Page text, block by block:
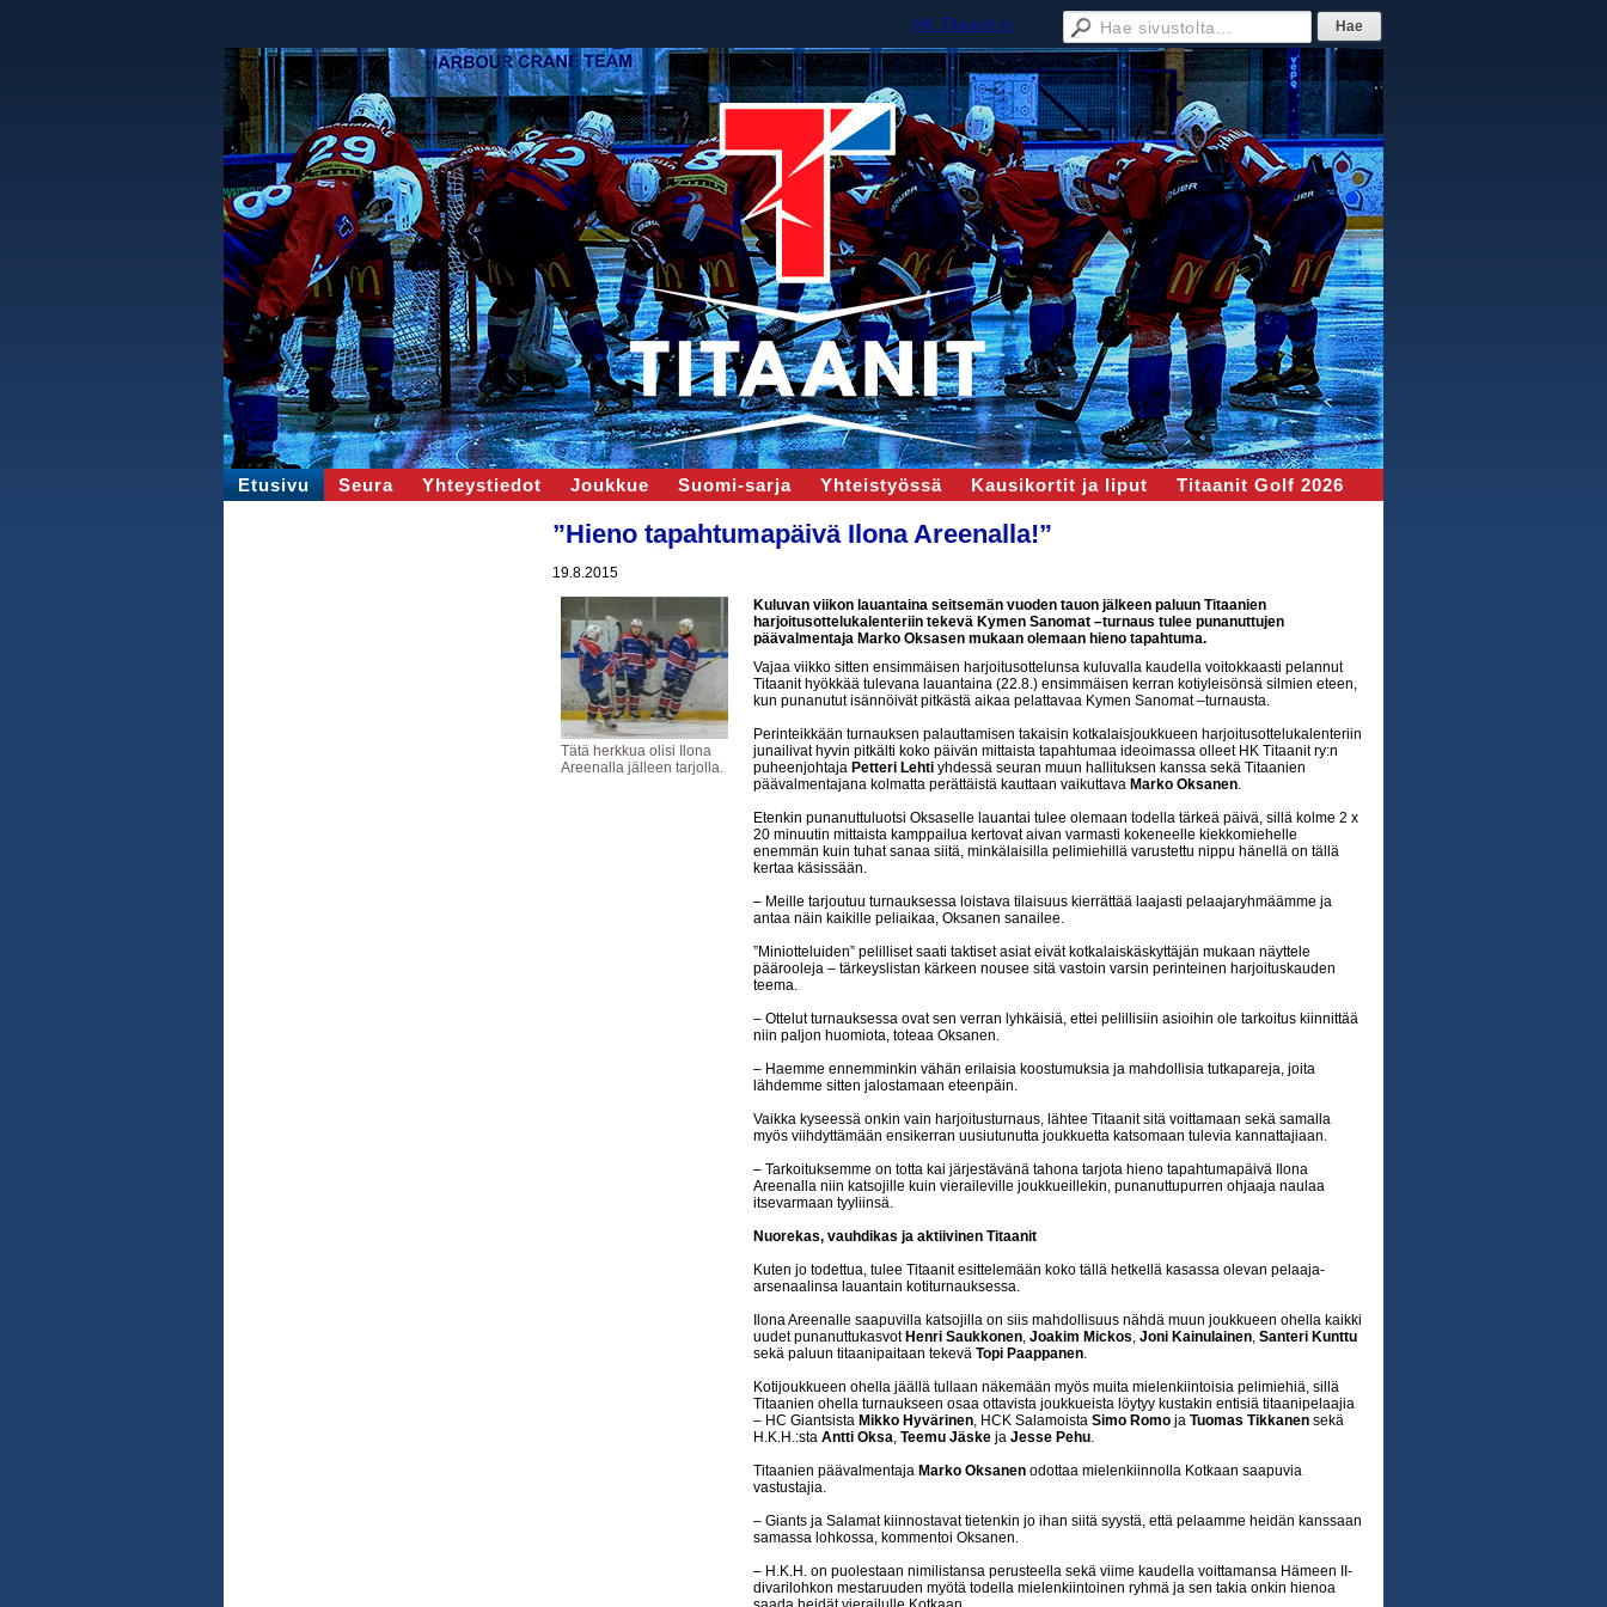
HK Titaanit ry
Etusivu Seura Yhteystiedot Joukkue Suomi-sarja Yhteistyössä Kausikortit ja liput Titaanit Golf 2026
”Hieno tapahtumapäivä Ilona Areenalla!”
19.8.2015
Tätä herkkua olisi Ilona
Areenalla jälleen tarjolla.
Kuluvan viikon lauantaina seitsemän vuoden tauon jälkeen paluun Titaanien
harjoitusottelukalenteriin tekevä Kymen Sanomat –turnaus tulee punanuttujen
päävalmentaja Marko Oksasen mukaan olemaan hieno tapahtuma.
Vajaa viikko sitten ensimmäisen harjoitusottelunsa kuluvalla kaudella voitokkaasti pelannut
Titaanit hyökkää tulevana lauantaina (22.8.) ensimmäisen kerran kotiyleisönsä silmien eteen,
kun punanutut isännöivät pitkästä aikaa pelattavaa Kymen Sanomat –turnausta.
Perinteikkään turnauksen palauttamisen takaisin kotkalaisjoukkueen harjoitusottelukalenteriin
junailivat hyvin pitkälti koko päivän mittaista tapahtumaa ideoimassa olleet HK Titaanit ry:n
puheenjohtaja Petteri Lehti yhdessä seuran muun hallituksen kanssa sekä Titaanien
päävalmentajana kolmatta perättäistä kauttaan vaikuttava Marko Oksanen.
Etenkin punanuttuluotsi Oksaselle lauantai tulee olemaan todella tärkeä päivä, sillä kolme 2 x
20 minuutin mittaista kamppailua kertovat aivan varmasti kokeneelle kiekkomiehelle
enemmän kuin tuhat sanaa siitä, minkälaisilla pelimiehillä varustettu nippu hänellä on tällä
kertaa käsissään.
– Meille tarjoutuu turnauksessa loistava tilaisuus kierrättää laajasti pelaajaryhmäämme ja
antaa näin kaikille peliaikaa, Oksanen sanailee.
”Miniotteluiden” pelilliset saati taktiset asiat eivät kotkalaiskäskyttäjän mukaan näyttele
päärooleja – tärkeyslistan kärkeen nousee sitä vastoin varsin perinteinen harjoituskauden
teema.
– Ottelut turnauksessa ovat sen verran lyhkäisiä, ettei pelillisiin asioihin ole tarkoitus kiinnittää
niin paljon huomiota, toteaa Oksanen.
– Haemme ennemminkin vähän erilaisia koostumuksia ja mahdollisia tutkapareja, joita
lähdemme sitten jalostamaan eteenpäin.
Vaikka kyseessä onkin vain harjoitusturnaus, lähtee Titaanit sitä voittamaan sekä samalla
myös viihdyttämään ensikerran uusiutunutta joukkuetta katsomaan tulevia kannattajiaan.
– Tarkoituksemme on totta kai järjestävänä tahona tarjota hieno tapahtumapäivä Ilona
Areenalla niin katsojille kuin vieraileville joukkueillekin, punanuttupurren ohjaaja naulaa
itsevarmaan tyyliinsä.
Nuorekas, vauhdikas ja aktiivinen Titaanit
Kuten jo todettua, tulee Titaanit esittelemään koko tällä hetkellä kasassa olevan pelaaja-
arsenaalinsa lauantain kotiturnauksessa.
Ilona Areenalle saapuvilla katsojilla on siis mahdollisuus nähdä muun joukkueen ohella kaikki
uudet punanuttukasvot Henri Saukkonen, Joakim Mickos, Joni Kainulainen, Santeri Kunttu
sekä paluun titaanipaitaan tekevä Topi Paappanen.
Kotijoukkueen ohella jäällä tullaan näkemään myös muita mielenkiintoisia pelimiehiä, sillä
Titaanien ohella turnaukseen osaa ottavista joukkueista löytyy kustakin entisiä titaanipelaajia
– HC Giantsista Mikko Hyvärinen, HCK Salamoista Simo Romo ja Tuomas Tikkanen sekä
H.K.H.:sta Antti Oksa, Teemu Jäske ja Jesse Pehu.
Titaanien päävalmentaja Marko Oksanen odottaa mielenkiinnolla Kotkaan saapuvia
vastustajia.
– Giants ja Salamat kiinnostavat tietenkin jo ihan siitä syystä, että pelaamme heidän kanssaan
samassa lohkossa, kommentoi Oksanen.
– H.K.H. on puolestaan nimilistansa perusteella sekä viime kaudella voittamansa Hämeen II-
divarilohkon mestaruuden myötä todella mielenkiintoinen ryhmä ja sen takia onkin hienoa